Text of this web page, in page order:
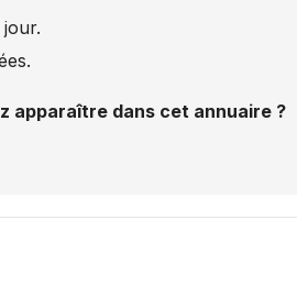
apparaître dans cet annuaire ?